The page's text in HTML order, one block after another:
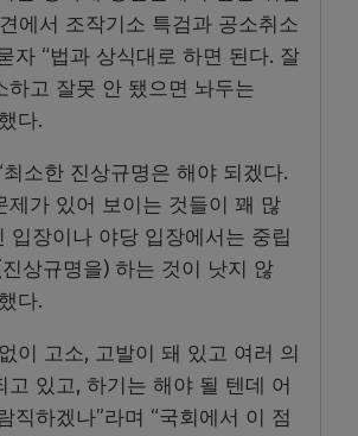
에서 조작기소 특검과 공소취소
자 “법과 상식대로 하면 된다. 잘
하고 잘못 안 됐으면 놔두는
다.
소한 진상규명은 해야 되겠다.
제가 있어 보이는 것들이 꽤 많
입장이나 야당 입장에서는 중립
상규명을) 하는 것이 낫지 않
다.
이 고소, 고발이 돼 있고 여러 의
고 있고, 하기는 해야 될 텐데 어
직하겠나”라며 “국회에서 이 점